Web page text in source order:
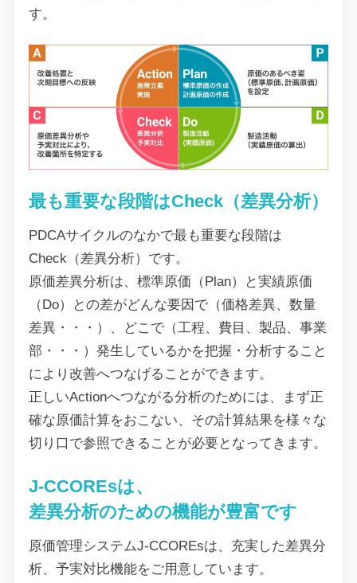
す。
最も重要な段階はCheck（差異分析）
PDCAサイクルのなかで最も重要な段階は
Check（差異分析）です。
原価差異分析は、標準原価（Plan）と実績原価
（Do）との差がどんな要因で（価格差異、数量
差異・・・）、どこで（工程、費目、製品、事業
部・・・）発生しているかを把握・分析すること
により改善へつなげることができます。
正しいActionへつながる分析のためには、まず正
確な原価計算をおこない、その計算結果を様々な
切り口で参照できることが必要となってきます。
J-CCOREsは、
差異分析のための機能が豊富です
原価管理システムJ-CCOREsは、充実した差異分
析、予実対比機能をご用意しています。